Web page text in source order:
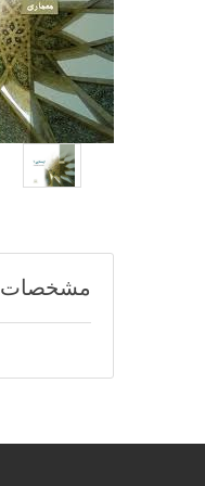
مشخصات